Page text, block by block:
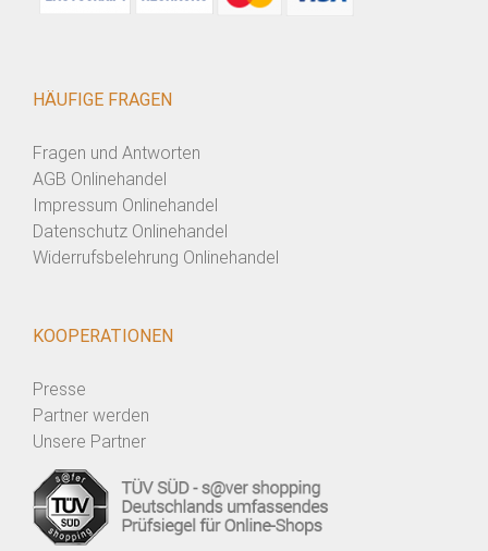
HÄUFIGE FRAGEN
Fragen und Antworten
AGB Onlinehandel
Impressum Onlinehandel
Datenschutz Onlinehandel
Widerrufsbelehrung Onlinehandel
KOOPERATIONEN
Presse
Partner werden
Unsere Partner